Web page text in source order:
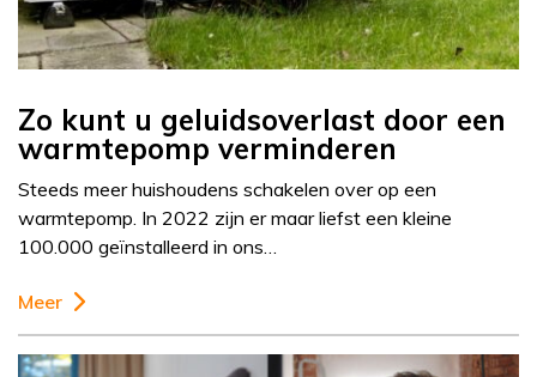
Zo kunt u geluidsoverlast door een
warmtepomp verminderen
Steeds meer huishoudens schakelen over op een
warmtepomp. In 2022 zijn er maar liefst een kleine
100.000 geïnstalleerd in ons…
Meer